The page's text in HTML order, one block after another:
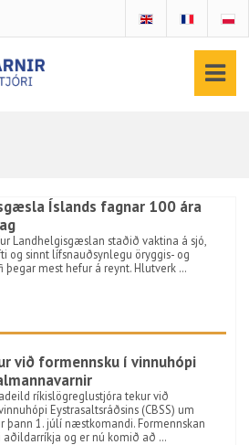
Íslands fagnar 100 ára
Landhelgisgæslan staðið vaktina á sjó,
og sinnt lífsnauðsynlegu öryggis- og
þegar mest hefur á reynt. Hlutverk …
við formennsku í vinnuhópi
ríkislögreglustjóra tekur við
Eystrasaltsráðsins (CBSS) um
þann 1. júlí næstkomandi. Formennskan
aðildarríkja og er nú komið að …